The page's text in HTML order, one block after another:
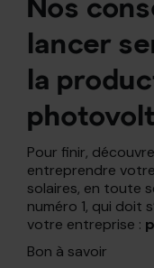
Nos
lancer
la
Pour finir,
entreprendre
solaires, en toute
numéro 1, qui doit
votre entreprise :
Bon à savoir